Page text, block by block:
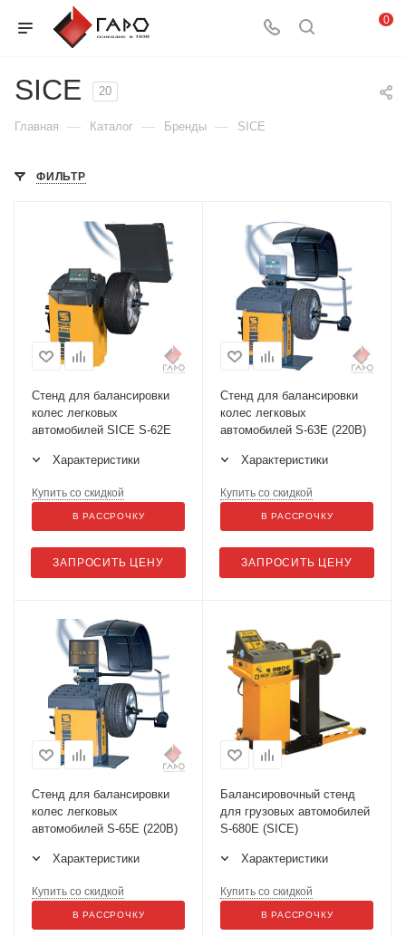
0
SICE 20
Главная — Каталог — Бренды — SICE
ФИЛЬТР
Стенд для балансировки
колес легковых
автомобилей SICE S-62Е
Характеристики
ЗАПРОСИТЬ ЦЕНУ
Купить со скидкой
В РАССРОЧКУ
Стенд для балансировки
колес легковых
автомобилей S-63E (220В)
Характеристики
ЗАПРОСИТЬ ЦЕНУ
Купить со скидкой
В РАССРОЧКУ
Cтенд для балансировки
колес легковых
автомобилей S-65E (220B)
Характеристики
Купить со скидкой
В РАССРОЧКУ
Балансировочный стенд
для грузовых автомобилей
S-680E (SICE)
Характеристики
Купить со скидкой
В РАССРОЧКУ